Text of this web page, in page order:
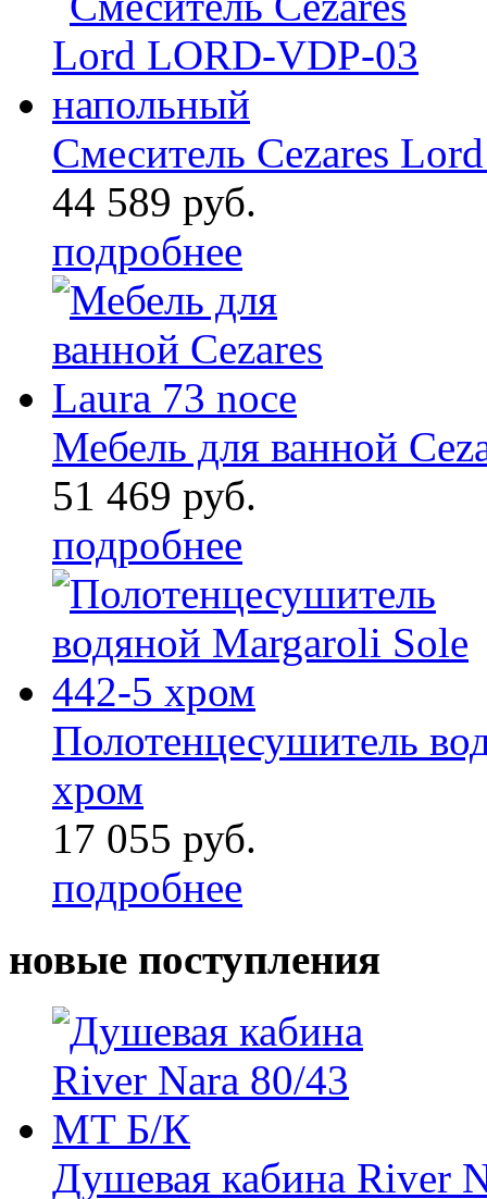
Смеситель Cezares
44 589 руб.
подробнее
Мебель для ванной
51 469 руб.
подробнее
Полотенцесушитель
хром
17 055 руб.
подробнее
новые поступления
Душевая кабина River